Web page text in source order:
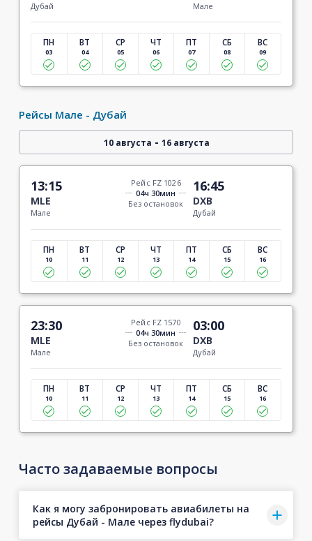
Дубай Мале
ПН
03
ВТ
04
СР
05
ЧТ
06
ПТ
07
СБ
08
ВС
09
Рейсы Мале - Дубай
10 августа - 16 августа
13:15
MLE
Мале
Рейс FZ 1026
04ч 30мин
Без остановок
16:45
DXB
Дубай
ПН
10
ВТ
11
СР
12
ЧТ
13
ПТ
14
СБ
15
ВС
16
23:30
MLE
Мале
Рейс FZ 1570
04ч 30мин
Без остановок
03:00
DXB
Дубай
ПН
10
ВТ
11
СР
12
ЧТ
13
ПТ
14
СБ
15
ВС
16
Часто задаваемые вопросы
Как я могу забронировать авиабилеты на
рейсы Дубай - Мале через flydubai?